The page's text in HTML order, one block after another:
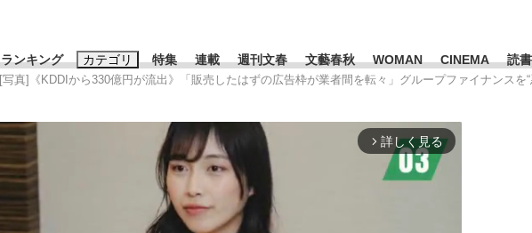
ランキング カテゴリ 特集 連載 週刊文春 文藝春秋 WOMAN CINEMA 読書
おすすめのキーワードタグ一覧
#藤田晋 #高市早苗 #後藤真希
[写真]《KDDIから330億円が流出》「販売したはずの広告枠が業者間を転々」グループファイナンスを
arrow_forward_ios 詳しく見る